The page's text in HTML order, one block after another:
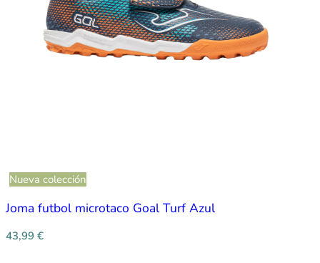
Nueva colección
Joma futbol microtaco Goal Turf Azul
43,99 €